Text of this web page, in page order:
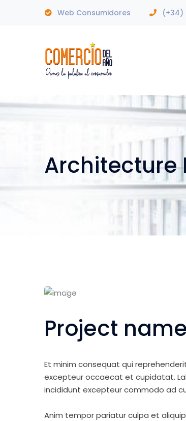
Web Consumidores (+34)
Architecture
Project
Et minim consequat qui
excepteur occaecat et cupidatat.
incididunt excepteur commodo ad
Anim tempor pariatur culpa et